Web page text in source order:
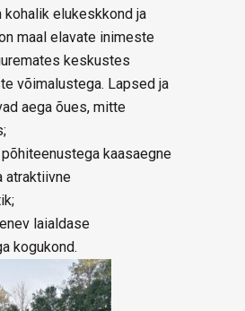
kohalik elukeskkond ja
maal elavate inimeste
keskustes
võimalustega. Lapsed ja
aega õues, mitte
kaasaegne
atraktiivne
laialdase
kogukond.